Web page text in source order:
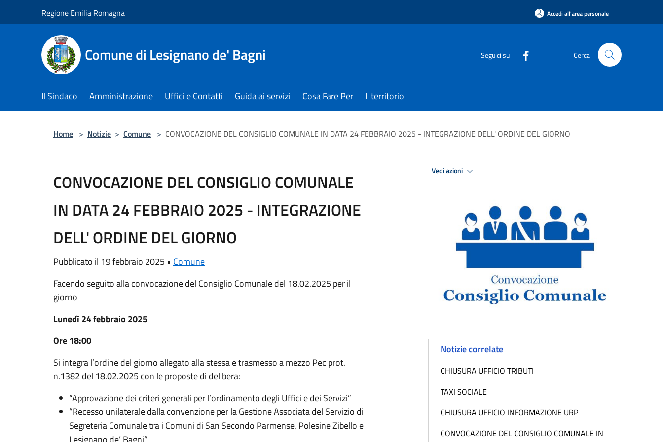
Regione Emilia Romagna Accedi all'area personale
Comune di Lesignano de' Bagni Seguici su Cerca
Il Sindaco Amministrazione Uffici e Contatti Guida ai servizi Cosa Fare Per Il territorio
Home > Notizie > Comune > CONVOCAZIONE DEL CONSIGLIO COMUNALE IN DATA 24 FEBBRAIO 2025 - INTEGRAZIONE DELL' ORDINE DEL GIORNO
CONVOCAZIONE DEL CONSIGLIO COMUNALE
IN DATA 24 FEBBRAIO 2025 - INTEGRAZIONE
DELL' ORDINE DEL GIORNO
Pubblicato il 19 febbraio 2025 • Comune
Facendo seguito alla convocazione del Consiglio Comunale del 18.02.2025 per il
giorno
Lunedì 24 febbraio 2025
Ore 18:00
Si integra l’ordine del giorno allegato alla stessa e trasmesso a mezzo Pec prot.
n.1382 del 18.02.2025 con le proposte di delibera:
“Approvazione dei criteri generali per l’ordinamento degli Uffici e dei Servizi”
“Recesso unilaterale dalla convenzione per la Gestione Associata del Servizio di
Segreteria Comunale tra i Comuni di San Secondo Parmense, Polesine Zibello e
Lesignano de’ Bagni”
Vedi azioni
Notizie correlate
CHIUSURA UFFICIO TRIBUTI
TAXI SOCIALE
CHIUSURA UFFICIO INFORMAZIONE URP
CONVOCAZIONE DEL CONSIGLIO COMUNALE IN